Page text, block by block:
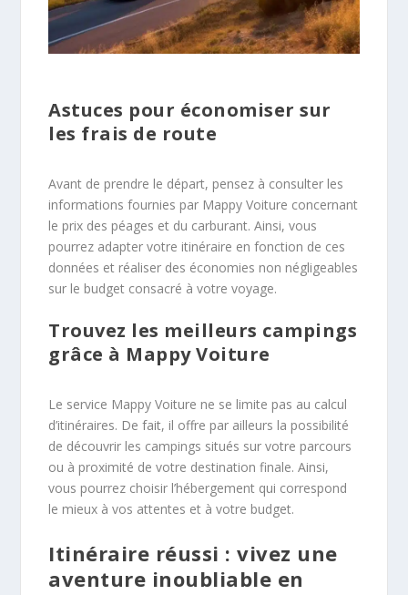
Astuces pour économiser sur
les frais de route
Avant de prendre le départ, pensez à consulter les
informations fournies par Mappy Voiture concernant
le prix des péages et du carburant. Ainsi, vous
pourrez adapter votre itinéraire en fonction de ces
données et réaliser des économies non négligeables
sur le budget consacré à votre voyage.
Trouvez les meilleurs campings
grâce à Mappy Voiture
Le service Mappy Voiture ne se limite pas au calcul
d’itinéraires. De fait, il offre par ailleurs la possibilité
de découvrir les campings situés sur votre parcours
ou à proximité de votre destination finale. Ainsi,
vous pourrez choisir l’hébergement qui correspond
le mieux à vos attentes et à votre budget.
Itinéraire réussi : vivez une
aventure inoubliable en